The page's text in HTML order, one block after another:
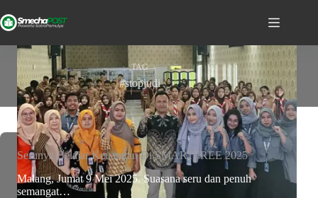
TAG
#stopjudi
Serunya Belajar Keuangan Di SMARTFREE 2025
Malang, Jumat 9 Mei 2025. Suasana seru dan penuh
semangat…